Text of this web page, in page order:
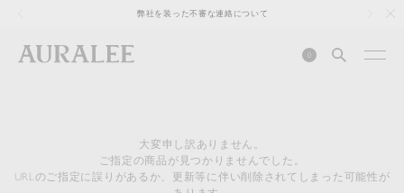
弊社を装った不審な連絡について
0
大変申し訳ありません。
ご指定の商品が見つかりませんでした。
URLのご指定に誤りがあるか、更新等に伴い削除されてしまった可能性が